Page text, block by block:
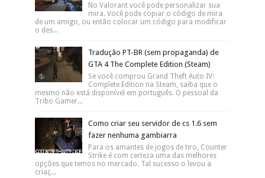
No Valorant você pode personalizar sua
mira. Você pode copiar o código de mira
de um amigo, ou então colocar um código para modificar
o des...
Tradução PT-BR (sem propaganda) de
GTA 4 The Complete Edition (Steam)
Se você comprou Grand Theft Auto IV:
Complete Edition na Steam, saiba que o
mesmo não está disponível em português. O pessoal da
Tribo Gamer...
Como criar seu servidor de cs 1.6 sem
fazer nenhuma gambiarra
Para os amantes de jogos de tiro, Counter
Strike é com certeza uma das melhores
opções que temos no mercado. Tal sucesso o levou a
criaç...